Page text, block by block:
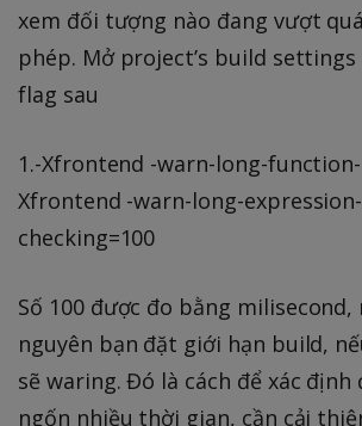
xem đối tượng nào đang vượt
phép. Mở project’s build
flag sau
1.-Xfrontend -warn-long-
Xfrontend -warn-long-
checking=100
Số 100 được đo bằng milisecond,
nguyên bạn đặt giới hạn build,
sẽ waring. Đó là cách để xác
ngốn nhiều thời gian, cần cải